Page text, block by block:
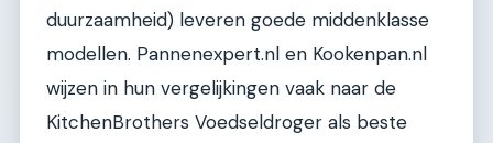
duurzaamheid) leveren goede middenklasse
modellen. Pannenexpert.nl en Kookenpan.nl
wijzen in hun vergelijkingen vaak naar de
KitchenBrothers Voedseldroger als beste